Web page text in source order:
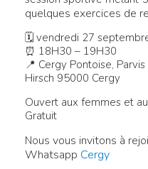
quelques exercices de
🗓 vendredi 27
⏰ 18H30 – 19H30
📍 Cergy Pontoise,
Hirsch 95000 Cergy
Ouvert aux femmes et
Gratuit
Nous vous invitons à
Whatsapp Cergy